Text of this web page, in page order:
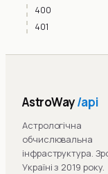
400
401
AstroWay/api
Астрологічна
обчислювальна
інфраструктура.
Україні з 2019 року.